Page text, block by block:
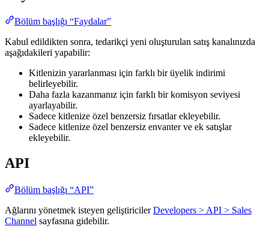
Bölüm başlığı “Faydalar”
Kabul edildikten sonra, tedarikçi yeni oluşturulan satış kanalınızda
aşağıdakileri yapabilir:
Kitlenizin yararlanması için farklı bir üyelik indirimi
belirleyebilir.
Daha fazla kazanmanız için farklı bir komisyon seviyesi
ayarlayabilir.
Sadece kitlenize özel benzersiz fırsatlar ekleyebilir.
Sadece kitlenize özel benzersiz envanter ve ek satışlar
ekleyebilir.
API
Bölüm başlığı “API”
Ağlarını yönetmek isteyen geliştiricilerDevelopers > API > Sales
Channel sayfasına gidebilir.